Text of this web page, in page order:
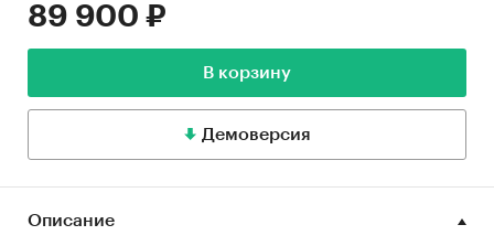
89 900 ₽
В корзину
Демоверсия
Описание